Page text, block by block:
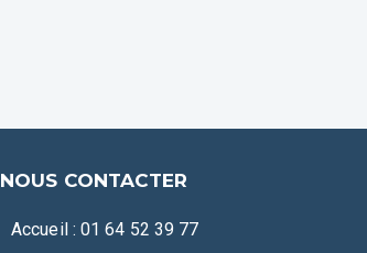
NOUS CONTACTER
Accueil : 01 64 52 39 77